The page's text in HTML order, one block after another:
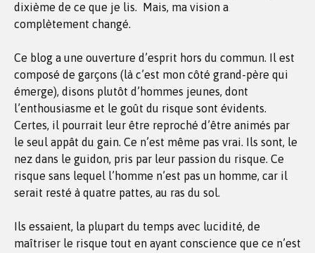
dixième de ce que je lis. Mais, ma vision a
complètement changé.
Ce blog a une ouverture d’esprit hors du commun. Il est
composé de garçons (là c’est mon côté grand-père qui
émerge), disons plutôt d’hommes jeunes, dont
l’enthousiasme et le goût du risque sont évidents.
Certes, il pourrait leur être reproché d’être animés par
le seul appât du gain. Ce n’est même pas vrai. Ils sont, le
nez dans le guidon, pris par leur passion du risque. Ce
risque sans lequel l’homme n’est pas un homme, car il
serait resté à quatre pattes, au ras du sol.
Ils essaient, la plupart du temps avec lucidité, de
maîtriser le risque tout en ayant conscience que ce n’est